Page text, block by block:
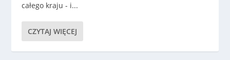
całego kraju - i...
CZYTAJ WIĘCEJ